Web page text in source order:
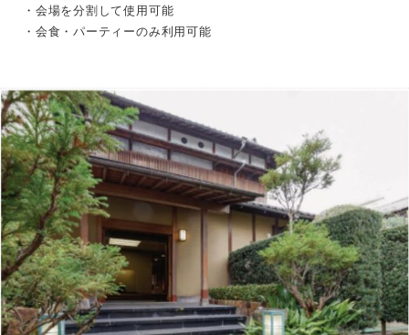
・会場を分割して使用可能
・会食・パーティーのみ利用可能